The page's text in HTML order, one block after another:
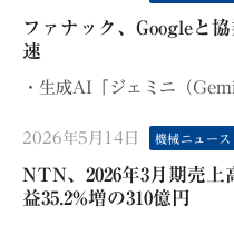
ファナック、Googleと
速
・生成AI「ジェミニ（
Posted
on
2026年5月14日 機械ニュース
NTN、2026年3月期売上
益35.2%増の310億円